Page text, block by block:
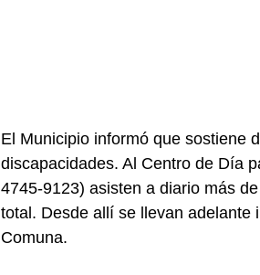
El Municipio informó que sostiene
discapacidades. Al Centro de Día
4745-9123) asisten a diario más
total. Desde allí se llevan adelante
Comuna.